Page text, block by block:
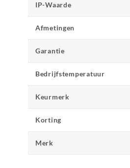
IP-Waarde
Afmetingen
Garantie
Bedrijfstemperatuur
Keurmerk
Korting
Merk